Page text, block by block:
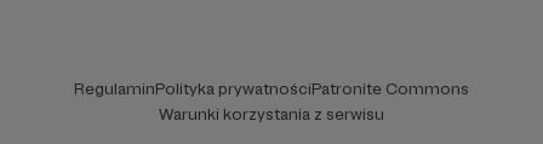
RegulaminPolityka prywatnościPatronite Commons
Warunki korzystania z serwisu